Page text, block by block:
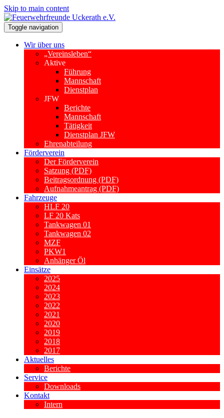
Skip to main content
Toggle navigation
Wir über uns
„Vereinsleben“
Aktive
Führung
Mannschaft
Dienstplan
JFW
Berichte
Mannschaft
Tätigkeit
Dienstplan JFW
Ehrenabteilung
Förderverein
Der Förderverein
Satzung (PDF)
Beitragsordnung (PDF)
Aufnahmeantrag (PDF)
Fahrzeuge
HLF 20
LF 20 Kats
Tankwagen 01
Tankwagen 02
MZF
PKW1
Anhänger Öl
Einsätze
2025
2024
2023
2022
2021
2020
2019
2018
2017
Aktuelles
Berichte
Service
Downloads
Kontakt
Intern